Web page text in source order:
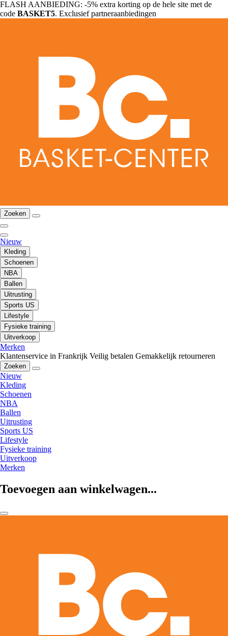
FLASH AANBIEDING: -5% extra korting op de hele site met de
code BASKET5. Exclusief partneraanbiedingen
Zoeken
Nieuw
Kleding
Schoenen
NBA
Ballen
Uitrusting
Sports US
Lifestyle
Fysieke training
Uitverkoop
Merken
Klantenservice in Frankrijk Veilig betalen Gemakkelijk retourneren
Zoeken
Nieuw
Kleding
Schoenen
NBA
Ballen
Uitrusting
Sports US
Lifestyle
Fysieke training
Uitverkoop
Merken
Toevoegen aan winkelwagen...